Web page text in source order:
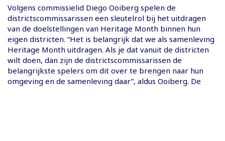
Volgens commissielid Diego Ooiberg spelen de
districtscommissarissen een sleutelrol bij het uitdragen
van de doelstellingen van Heritage Month binnen hun
eigen districten. “Het is belangrijk dat we als samenleving
Heritage Month uitdragen. Als je dat vanuit de districten
wilt doen, dan zijn de districtscommissarissen de
belangrijkste spelers om dit over te brengen naar hun
omgeving en de samenleving daar”, aldus Ooiberg. De